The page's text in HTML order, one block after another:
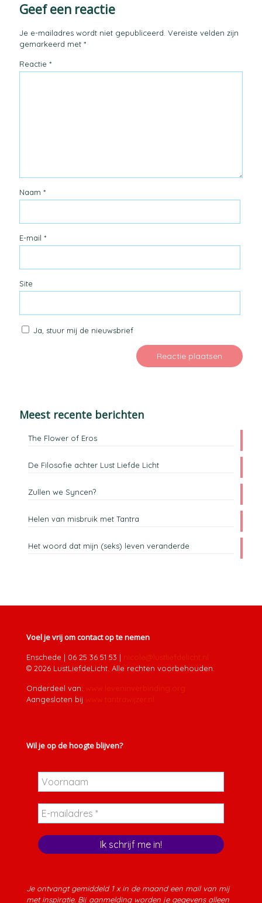
Geef een reactie
Je e-mailadres wordt niet gepubliceerd. Vereiste velden zijn
gemarkeerd met *
Reactie *
Naam *
E-mail *
Site
Ja, stuur mij de nieuwsbrief
Meest recente berichten
The Flower of Eros
De Filosofie achter Lust Liefde Licht
Zullen we Syncen?
Helen van misbruik met Tantra
Het woord dat mijn (seks) leven veranderde
Voel je vrij om contact op te nemen
Enschede | 06 25 36 51 53 | nicole@lustliefdelicht.nl
© 2026 LustLiefdeLicht. Alle rechten voorbehouden.
Onderdeel van: www.leveninverbinding.org
Aangesloten bij www.tantrawijzer.nl
Wil je op de hoogte blijven?
Je ontvangt gemiddeld 1 x in de maand een mail van mij
met inspiratie. Bij aanmelding worden je gegevens alleen